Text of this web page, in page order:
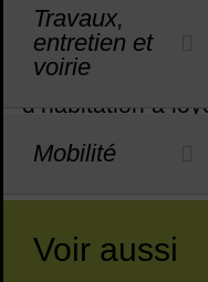
Travaux,
entretien et
voirie
Mobilité
Voir aussi
de nombreux
Vous souhaitez
d’habitation à
2 étapes :
Vous devez au
départemental
le portail public